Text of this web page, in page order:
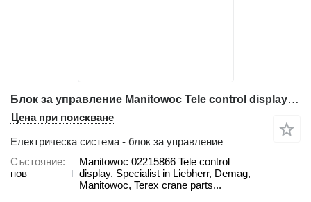
Блок за управление Manitowoc Tele control display Manitowoc за автокран Manitowoc
Цена при поискване
Електрическа система - блок за управление
Състояние
нов
Manitowoc 02215866 Tele control
display. Specialist in Liebherr, Demag,
Manitowoc, Terex crane parts...